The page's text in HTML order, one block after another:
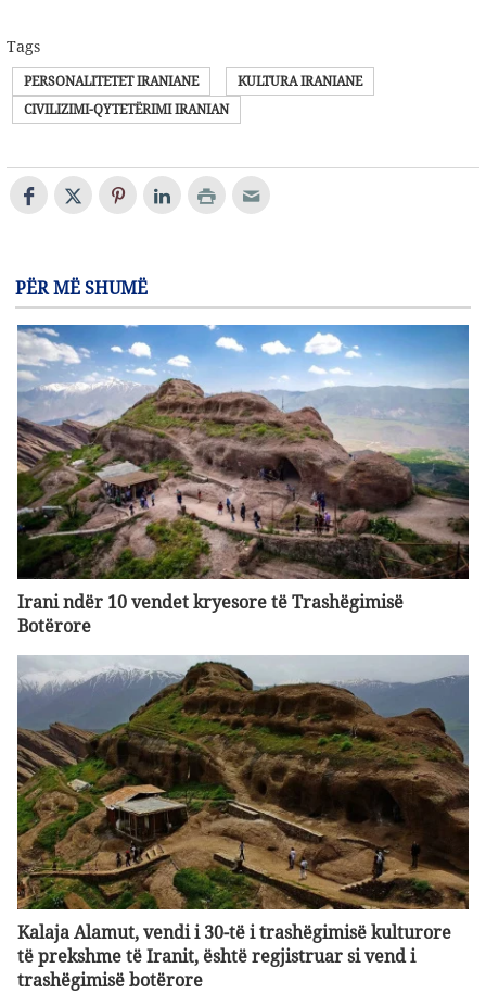
Tags
PERSONALITETET IRANIANE
KULTURA IRANIANE
CIVILIZIMI-QYTETËRIMI IRANIAN
PËR MË SHUMË
Irani ndër 10 vendet kryesore të Trashëgimisë
Botërore
Kalaja Alamut, vendi i 30-të i trashëgimisë kulturore
të prekshme të Iranit, është regjistruar si vend i
trashëgimisë botërore